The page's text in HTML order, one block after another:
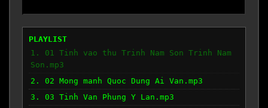
PLAYLIST
1. 01 Tinh vao thu Trinh Nam Son Trinh Nam
Son.mp3
2. 02 Mong manh Quoc Dung Ai Van.mp3
3. 03 Tinh Van Phung Y Lan.mp3